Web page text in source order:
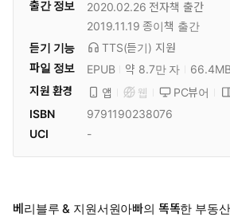
출간 정보 2020.02.26 전자책 출간
2019.11.19 종이책 출간
듣기 기능
TTS(듣기) 지원
파일 정보
EPUB 약 8.7만 자
지원 환경
앱 웹 PC뷰어
ISBN
9791190238076
UCI
-
베리블루 & 지원서원아빠의 똑똑한 부동